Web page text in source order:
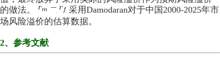
的做法。
采用Damodaran对于中国2000-2025年市
场风险溢价的估算数据。
2、参考文献